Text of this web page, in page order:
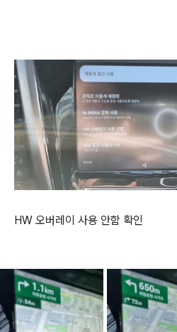
HW 오버레이 사용 안함 확인